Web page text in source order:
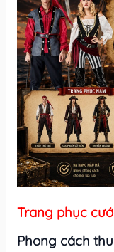
Trang phục
Phong cách